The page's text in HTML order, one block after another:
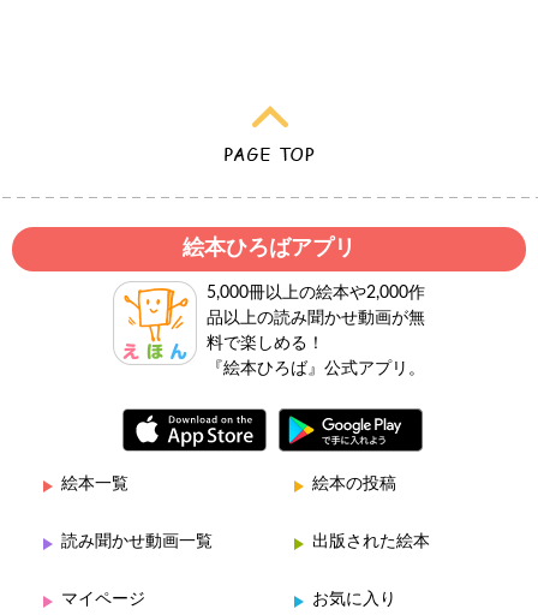
絵本ひろばアプリ
5,000冊以上の絵本や2,000作
品以上の読み聞かせ動画が無
料で楽しめる！
『絵本ひろば』公式アプリ。
絵本一覧 絵本の投稿
読み聞かせ動画一覧 出版された絵本
マイページ お気に入り